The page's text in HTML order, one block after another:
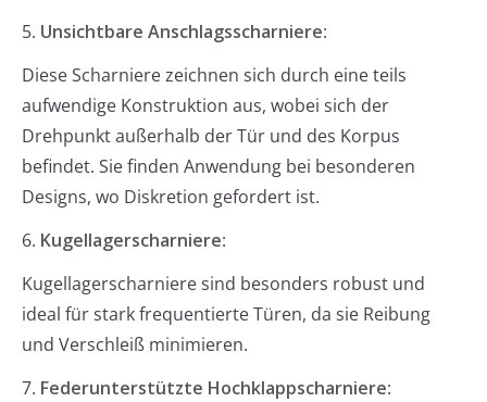
5. Unsichtbare Anschlagsscharniere:
Diese Scharniere zeichnen sich durch eine teils
aufwendige Konstruktion aus, wobei sich der
Drehpunkt außerhalb der Tür und des Korpus
befindet. Sie finden Anwendung bei besonderen
Designs, wo Diskretion gefordert ist.
6. Kugellagerscharniere:
Kugellagerscharniere sind besonders robust und
ideal für stark frequentierte Türen, da sie Reibung
und Verschleiß minimieren.
7. Federunterstützte Hochklappscharniere: